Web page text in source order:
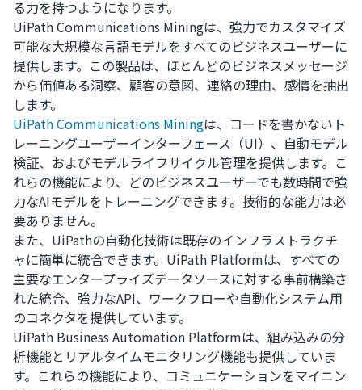
る力を持つようになります。
UiPath Communications Miningは、強力でカスタマイズ
可能な大規模な言語モデルをすべてのビジネスユーザーに
提供します。この製品は、ほとんどのビジネスメッセージ
から価値ある洞察、顧客の意図、連絡の理由、感情を抽出
します。
UiPath Communications Miningは、コードを書かないト
レーニングユーザーインターフェース（UI）、自動モデル
検証、およびモデルライフサイクル管理を提供します。こ
れらの機能により、どのビジネスユーザーでも数時間で強
力なAIモデルをトレーニングできます。技術的な能力は必
要ありません。
また、UiPathの自動化技術は既存のインフラストラクチ
ャに簡単に統合できます。UiPath Platformは、すべての
主要なエンタープライズデータソースに対する事前構築さ
れた統合、強力なAPI、ワークフローや自動化システム用
のコネクタを提供しています。
UiPath Business Automation Platformは、組み込みの分
析機能とリアルタイムモニタリング機能も提供していま
す。これらの機能により、コミュニケーションをマイニン